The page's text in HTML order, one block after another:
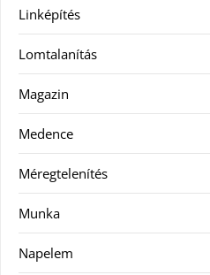
Linképítés
Lomtalanítás
Magazin
Medence
Méregtelenítés
Munka
Napelem